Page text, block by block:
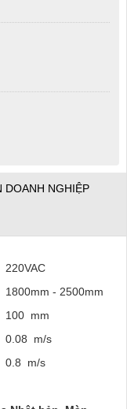
DOANH NGHIỆP
220VAC
1800mm - 2500mm
100 mm
0.08 m/s
0.8 m/s